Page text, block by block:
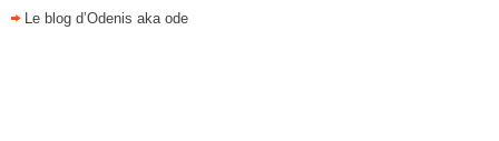
Le blog d’Odenis aka ode